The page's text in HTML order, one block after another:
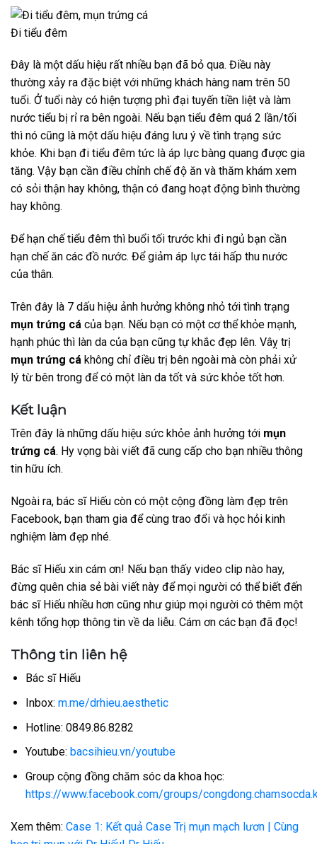
Đi tiểu đêm
Đây là một dấu hiệu rất nhiều bạn đã bỏ qua. Điều này
thường xảy ra đặc biệt với những khách hàng nam trên 50
tuổi. Ở tuổi này có hiện tượng phì đại tuyến tiền liệt và làm
nước tiểu bị rỉ ra bên ngoài. Nếu bạn tiểu đêm quá 2 lần/tối
thì nó cũng là một dấu hiệu đáng lưu ý về tình trạng sức
khỏe. Khi bạn đi tiểu đêm tức là áp lực bàng quang được gia
tăng. Vậy bạn cần điều chỉnh chế độ ăn và thăm khám xem
có sỏi thận hay không, thận có đang hoạt động bình thường
hay không.
Để hạn chế tiểu đêm thì buổi tối trước khi đi ngủ bạn cần
hạn chế ăn các đồ nước. Để giảm áp lực tái hấp thu nước
của thân.
Trên đây là 7 dấu hiệu ảnh hưởng không nhỏ tới tình trạng
mụn trứng cá của bạn. Nếu bạn có một cơ thể khỏe mạnh,
hạnh phúc thì làn da của bạn cũng tự khắc đẹp lên. Vâỵ trị
mụn trứng cá không chỉ điều trị bên ngoài mà còn phải xử
lý từ bên trong để có một làn da tốt và sức khỏe tốt hơn.
Kết luận
Trên đây là những dấu hiệu sức khỏe ảnh hưởng tới mụn
trứng cá. Hy vọng bài viết đã cung cấp cho bạn nhiều thông
tin hữu ích.
Ngoài ra, bác sĩ Hiếu còn có một cộng đồng làm đẹp trên
Facebook, bạn tham gia để cùng trao đổi và học hỏi kinh
nghiệm làm đẹp nhé.
Bác sĩ Hiếu xin cám ơn! Nếu bạn thấy video clip nào hay,
đừng quên chia sẻ bài viết này để mọi người có thể biết đến
bác sĩ Hiếu nhiều hơn cũng như giúp mọi người có thêm một
kênh tổng hợp thông tin về da liễu. Cám ơn các bạn đã đọc!
Thông tin liên hệ
Bác sĩ Hiếu
Inbox: m.me/drhieu.aesthetic
Hotline: 0849.86.8282
Youtube: bacsihieu.vn/youtube
Group cộng đồng chăm sóc da khoa học:
https://www.facebook.com/groups/
Xem thêm: Case 1: Kết quả Case Trị mụn mạch lươn | Cùng